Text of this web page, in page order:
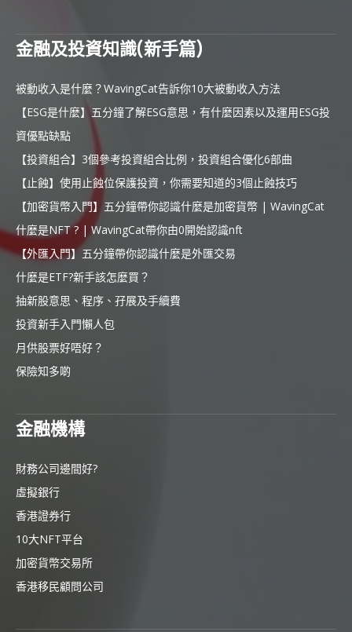
金融及投資知識(新手篇)
被動收入是什麼？WavingCat告訴你10大被動收入方法
【ESG是什麼】五分鐘了解ESG意思，有什麼因素以及運用ESG投
資優點缺點
【投資組合】3個參考投資組合比例，投資組合優化6部曲
【止蝕】使用止蝕位保護投資，你需要知道的3個止蝕技巧
【加密貨幣入門】五分鐘帶你認識什麼是加密貨幣 | WavingCat
什麼是NFT ? | WavingCat帶你由0開始認識nft
【外匯入門】五分鐘帶你認識什麼是外匯交易
什麼是ETF?新手該怎麼買？
抽新股意思、程序、孖展及手續費
投資新手入門懶人包
月供股票好唔好？
保險知多啲
金融機構
財務公司邊間好?
虛擬銀行
香港證券行
10大NFT平台
加密貨幣交易所
香港移民顧問公司